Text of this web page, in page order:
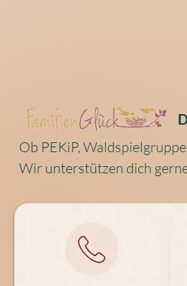
Ob PEKiP,
Wir unterstützen dich